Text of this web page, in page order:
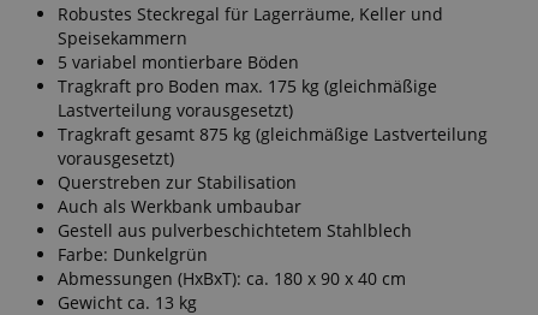
Robustes Steckregal für Lagerräume, Keller und
Speisekammern
5 variabel montierbare Böden
Tragkraft pro Boden max. 175 kg (gleichmäßige
Lastverteilung vorausgesetzt)
Tragkraft gesamt 875 kg (gleichmäßige Lastverteilung
vorausgesetzt)
Querstreben zur Stabilisation
Auch als Werkbank umbaubar
Gestell aus pulverbeschichtetem Stahlblech
Farbe: Dunkelgrün
Abmessungen (HxBxT): ca. 180 x 90 x 40 cm
Gewicht ca. 13 kg